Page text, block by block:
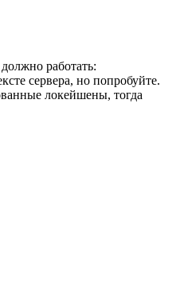
работать:
сервера, но попробуйте.
локейшены, тогда